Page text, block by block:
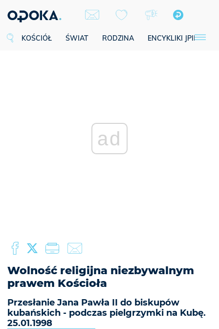
KOŚCIÓŁ ŚWIAT RODZINA ENCYKLIKI JPII
ad
Wolność religijna niezbywalnym
prawem Kościoła
Przesłanie Jana Pawła II do biskupów
kubańskich - podczas pielgrzymki na Kubę.
25.01.1998